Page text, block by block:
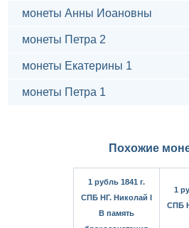
монеты Анны Иоановны
монеты Петра 2
монеты Екатерины 1
монеты Петра 1
Похожие
1 рубль 1841 г.
СПБ НГ. Николай I
В память
1
СПБ